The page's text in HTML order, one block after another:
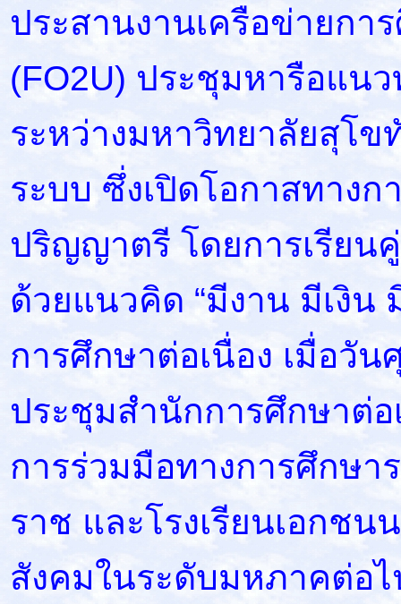
ประสานงานเครือข่ายกา
(FO2U) ประชุมหารือแน
ระหว่างมหาวิทยาลัยสุโข
ระบบ ซึ่งเปิดโอกาสทาง
ปริญญาตรี โดยการเรียน
ด้วยแนวคิด “มีงาน มีเงิน
การศึกษาต่อเนื่อง เมื่อวั
ประชุมสำนักการศึกษาต่
การร่วมมือทางการศึกษา
ราช และโรงเรียนเอกช
สังคมในระดับมหภาคต่อไ